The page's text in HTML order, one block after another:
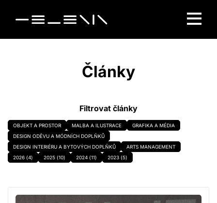
Články
Filtrovat články
OBJEKT A PROSTOR MALBA A ILUSTRACE
GRAFIKA A MÉDIA
DESIGN ODĚVU A MÓDNÍCH DOPLŇKŮ
DESIGN INTERIÉRU A BYTOVÝCH DOPLŇKŮ
ARTS MANAGEMENT
2026 (4)
2025 (10) 2024 (11) 2023 (5)